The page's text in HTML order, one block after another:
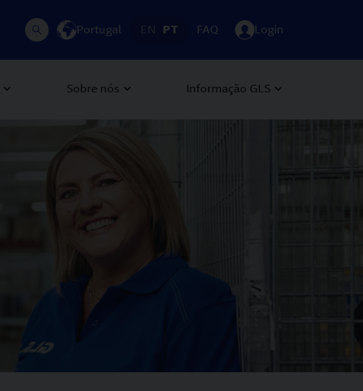
Portugal EN PT FAQ Login
Sobre nós Informação GLS